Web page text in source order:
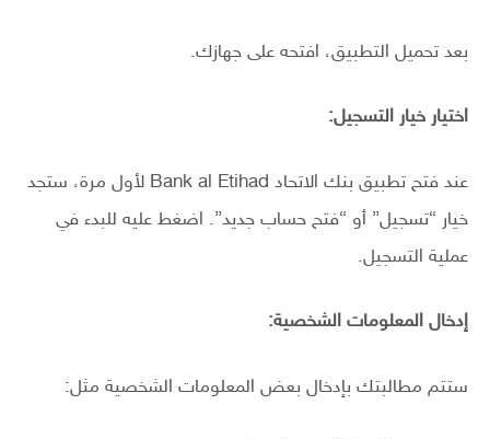
بعد تحميل التطبيق، افتحه على جهازك.
اختيار خيار التسجيل:
عند فتح تطبيق بنك الاتحاد Bank al Etihad لأول مرة، ستجد
خيار “تسجيل” أو “فتح حساب جديد”. اضغط عليه للبدء في
عملية التسجيل.
إدخال المعلومات الشخصية:
ستتم مطالبتك بإدخال بعض المعلومات الشخصية مثل: